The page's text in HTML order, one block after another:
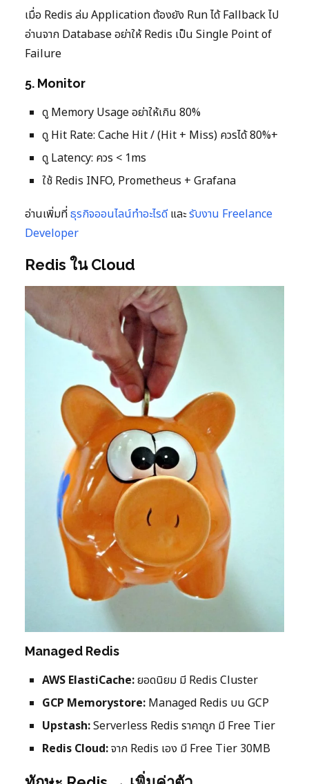
เมื่อ Redis ล่ม Application ต้องยัง Run ได้ Fallback ไป
อ่านจาก Database อย่าให้ Redis เป็น Single Point of
Failure
5. Monitor
ดู Memory Usage อย่าให้เกิน 80%
ดู Hit Rate: Cache Hit / (Hit + Miss) ควรได้ 80%+
ดู Latency: ควร < 1ms
ใช้ Redis INFO, Prometheus + Grafana
อ่านเพิ่มที่ธุรกิจออนไลน์ทำอะไรดีและรับงาน Freelance
Developer
Redis ใน Cloud
Managed Redis
AWS ElastiCache:ยอดนิยม มี Redis Cluster
GCP Memorystore: Managed Redis บน GCP
Upstash:Serverless Redis ราคาถูก มี Free Tier
Redis Cloud:จาก Redis เอง มี Free Tier 30MB